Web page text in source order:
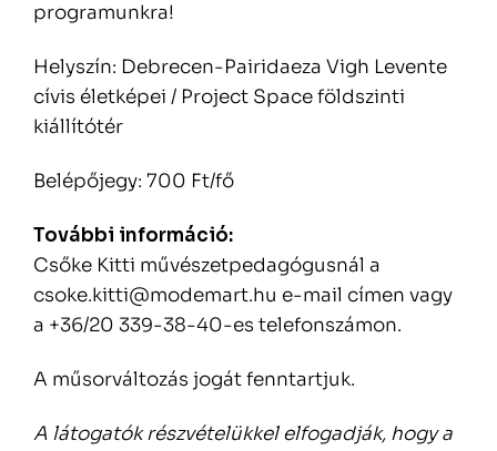
programunkra!
Helyszín: Debrecen-Pairidaeza Vigh Levente
cívis életképei / Project Space földszinti
kiállítótér
Belépőjegy: 700 Ft/fő
További információ:
Csőke Kitti művészetpedagógusnál a
csoke.kitti@modemart.hu e-mail címen vagy
a +36/20 339-38-40-es telefonszámon.
A műsorváltozás jogát fenntartjuk.
A látogatók részvételükkel elfogadják, hogy a